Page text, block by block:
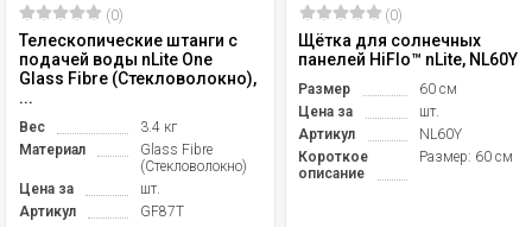
(0)
Телескопические штанги с
подачей воды nLite One
Glass Fibre (Стекловолокно),
...
Вес
3.4 кг
Материал
Glass Fibre
(Стекловолокно)
Цена за
шт.
Артикул
GF87T
(0)
Щётка для солнечных
панелей HiFlo™ nLite, NL60Y
Размер
60 см
Цена за
шт.
Артикул
NL60Y
Короткое
описание
Размер: 60 см